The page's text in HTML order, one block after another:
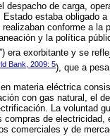
despacho de carga,
estaba obligado
conforme a la
y la política
era exorbitante y se
Bank, 2009: 5), que a
materia eléctrica
con gas natural, el
La voluntad
compras de
comerciales y de